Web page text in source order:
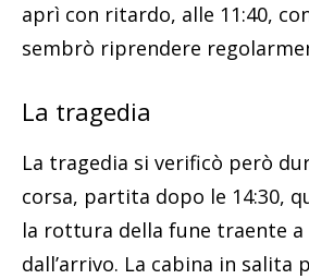
aprì con ritardo, alle 11:40,
sembrò riprendere
La tragedia
La tragedia si verificò però
corsa, partita dopo le 14:30,
la rottura della fune traente a
dall’arrivo. La cabina in salita